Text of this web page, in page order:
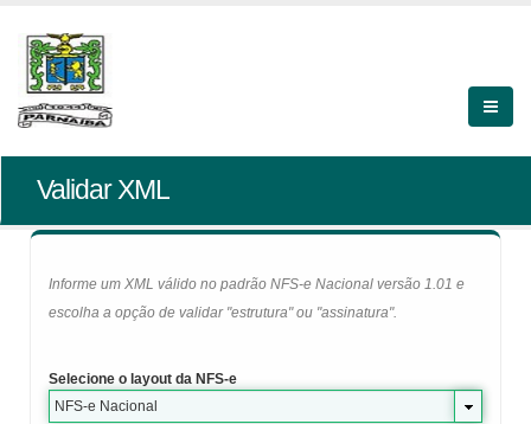
Validar XML
Informe um XML válido no padrão NFS-e Nacional versão 1.01 e
escolha a opção de validar "estrutura" ou "assinatura".
Selecione o layout da NFS-e
NFS-e Nacional